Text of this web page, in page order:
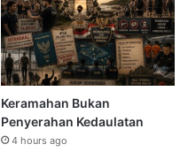
Keramahan Bukan
Penyerahan Kedaulatan
4 hours ago